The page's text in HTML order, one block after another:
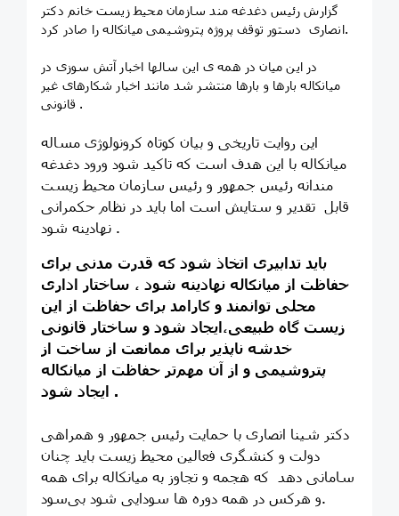
گزارش رئیس دغدغه مند سازمان محیط زیست خانم دکتر
انصاری دستور توقف پروژه پتروشیمی میانکاله را صادر کرد.
در این میان در همه ی این سالها اخبار آتش سوزی در
میانکاله بارها و بارها منتشر شد مانند اخبار شکارهای غیر
قانونی .
این روایت تاریخی و بیان کوتاه کرونولوژی مساله
میانکاله با این هدف است که تاکید شود ورود دغدغه
مندانه رئیس جمهور و رئیس سازمان محیط زیست
قابل تقدیر و ستایش است اما باید در نظام حکمرانی
نهادینه شود .
باید تدابیری اتخاذ شود که قدرت مدنی برای
حفاظت از میانکاله نهادینه شود ، ساختار اداری
محلی توانمند و کارامد برای حفاظت از این
زیست گاه طبیعی،ایجاد شود و ساختار قانونی
خدشه ناپذیر برای ممانعت از ساخت از
پتروشیمی و از آن مهم‌تر حفاظت از میانکاله
ایجاد شود .
دکتر شینا انصاری با حمایت رئیس جمهور و همراهی
دولت و کنشگری فعالین محیط زیست باید چنان
سامانی دهد که هجمه و تجاوز به میانکاله برای همه
و هرکس در همه دوره ها سودایی شود بی‌سود.